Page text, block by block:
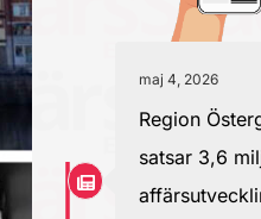
maj 4, 2026
Region
satsar 3,6